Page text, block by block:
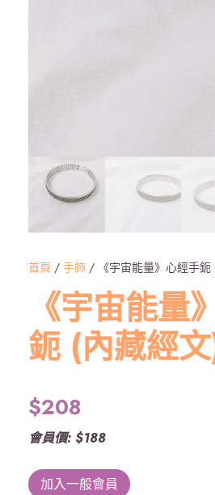
首頁 / 手飾 / 《宇宙能量》心經手鈪
《宇宙能量
鈪 (內藏經
$208
會員價: $188
加入一般會員